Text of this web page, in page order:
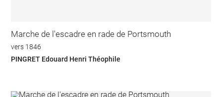
Marche de l'escadre en rade de Portsmouth
vers 1846
PINGRET Edouard Henri Théophile